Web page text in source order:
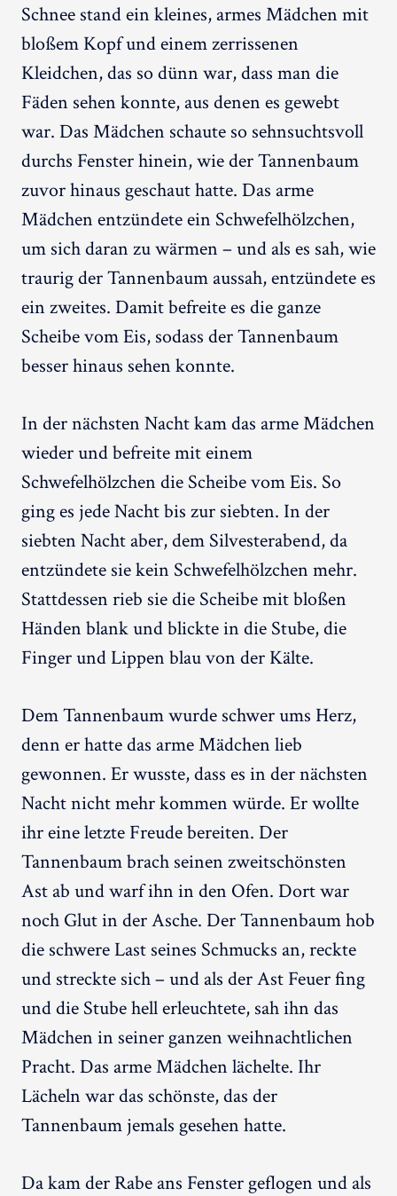
Schnee stand ein kleines, armes Mädchen mit
bloßem Kopf und einem zerrissenen
Kleidchen, das so dünn war, dass man die
Fäden sehen konnte, aus denen es gewebt
war. Das Mädchen schaute so sehnsuchtsvoll
durchs Fenster hinein, wie der Tannenbaum
zuvor hinaus geschaut hatte. Das arme
Mädchen entzündete ein Schwefelhölzchen,
um sich daran zu wärmen – und als es sah, wie
traurig der Tannenbaum aussah, entzündete es
ein zweites. Damit befreite es die ganze
Scheibe vom Eis, sodass der Tannenbaum
besser hinaus sehen konnte.
In der nächsten Nacht kam das arme Mädchen
wieder und befreite mit einem
Schwefelhölzchen die Scheibe vom Eis. So
ging es jede Nacht bis zur siebten. In der
siebten Nacht aber, dem Silvesterabend, da
entzündete sie kein Schwefelhölzchen mehr.
Stattdessen rieb sie die Scheibe mit bloßen
Händen blank und blickte in die Stube, die
Finger und Lippen blau von der Kälte.
Dem Tannenbaum wurde schwer ums Herz,
denn er hatte das arme Mädchen lieb
gewonnen. Er wusste, dass es in der nächsten
Nacht nicht mehr kommen würde. Er wollte
ihr eine letzte Freude bereiten. Der
Tannenbaum brach seinen zweitschönsten
Ast ab und warf ihn in den Ofen. Dort war
noch Glut in der Asche. Der Tannenbaum hob
die schwere Last seines Schmucks an, reckte
und streckte sich – und als der Ast Feuer fing
und die Stube hell erleuchtete, sah ihn das
Mädchen in seiner ganzen weihnachtlichen
Pracht. Das arme Mädchen lächelte. Ihr
Lächeln war das schönste, das der
Tannenbaum jemals gesehen hatte.
Da kam der Rabe ans Fenster geflogen und als